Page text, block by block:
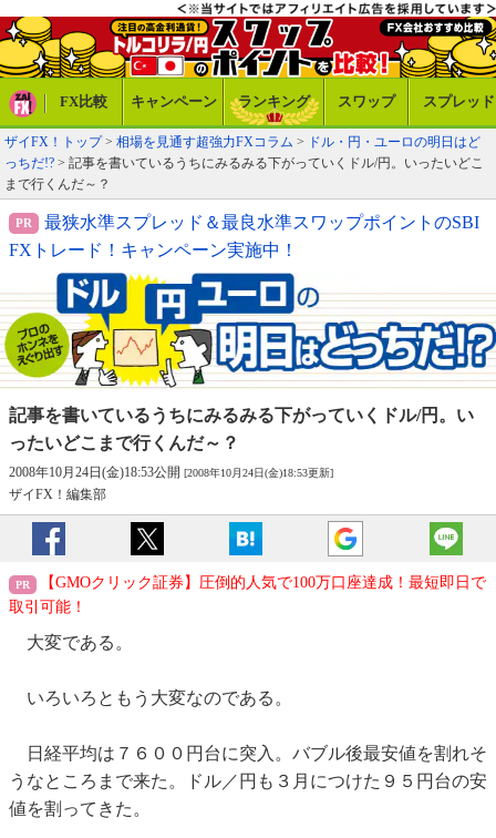
FX比較 キャンペーン ランキング スワップ スプレッド
ザイFX！トップ> 相場を見通す超強力FXコラム > ドル・円・ユーロの明日はど
っちだ!? > 記事を書いているうちにみるみる下がっていくドル/円。いったいどこ
まで行くんだ～？
最狭水準スプレッド＆最良水準スワップポイントのSBI
FXトレード！キャンペーン実施中！
記事を書いているうちにみるみる下がっていくドル/円。い
ったいどこまで行くんだ～？
2008年10月24日(金)18:53公開 [2008年10月24日(金)18:53更新]
ザイFX！編集部
【GMOクリック証券】圧倒的人気で100万口座達成！最短即日で
取引可能！
大変である。
いろいろともう大変なのである。
日経平均は７６００円台に突入。バブル後最安値を割れそ
うなところまで来た。ドル／円も３月につけた９５円台の安
値を割ってきた。